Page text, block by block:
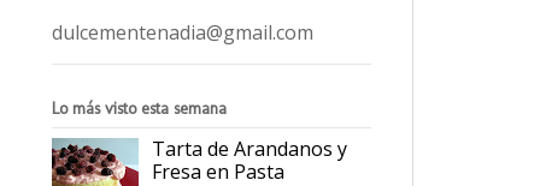
dulcementenadia@gmail.com
Lo más visto esta semana
Tarta de Arandanos y
Fresa en Pasta